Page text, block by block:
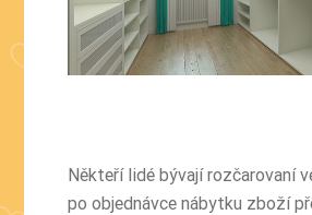
Někteří lidé bývají rozčarovaní
po objednávce nábytku zboží